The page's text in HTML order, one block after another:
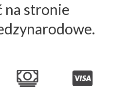
na stronie